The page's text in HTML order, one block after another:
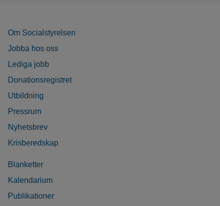
Om Socialstyrelsen
Jobba hos oss
Lediga jobb
Donationsregistret
Utbildning
Pressrum
Nyhetsbrev
Krisberedskap
Blanketter
Kalendarium
Publikationer